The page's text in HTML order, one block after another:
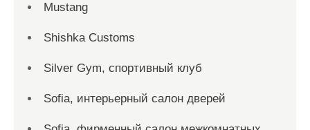
Mustang
Shishka Customs
Silver Gym, спортивный клуб
Sofia, интерьерный салон дверей